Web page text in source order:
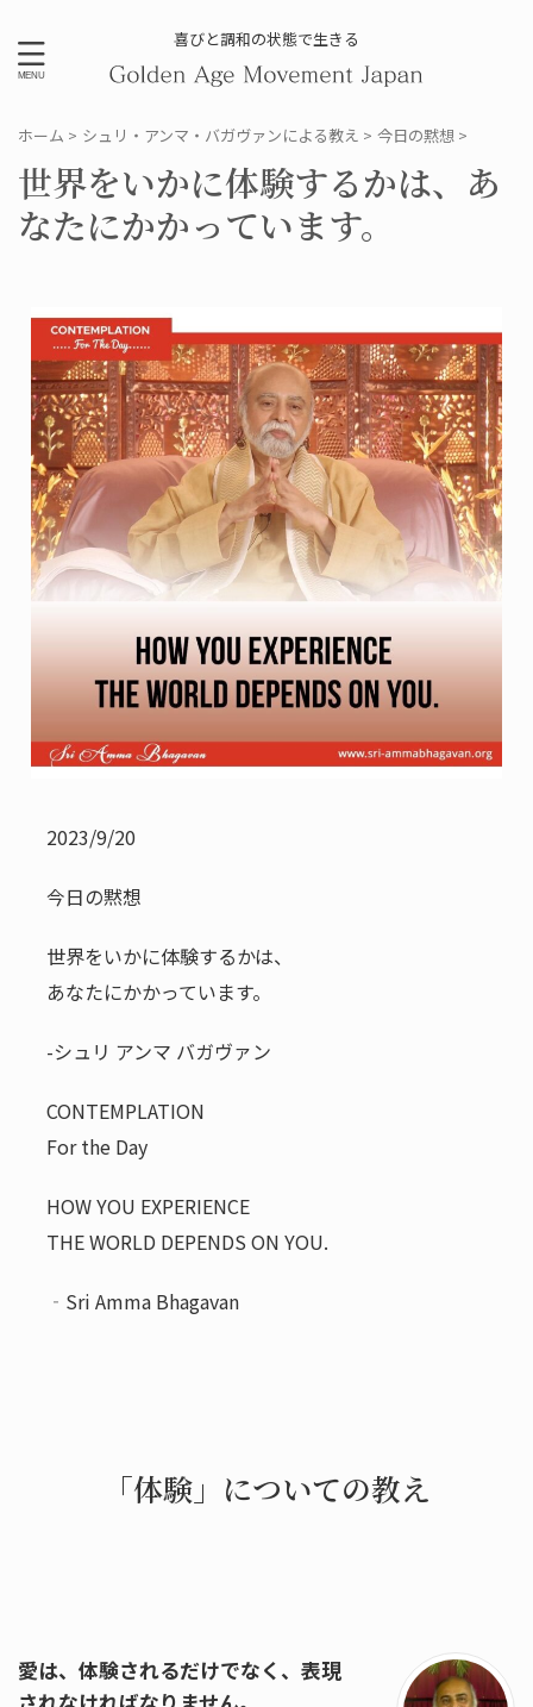
喜びと調和の状態で生きる
ホーム > シュリ・アンマ・バガヴァンによる教え > 今日の黙想 >
世界をいかに体験するかは、あ
なたにかかっています。
2023/9/20
今日の黙想
世界をいかに体験するかは、
あなたにかかっています。
-シュリ アンマ バガヴァン
CONTEMPLATION
For the Day
HOW YOU EXPERIENCE
THE WORLD DEPENDS ON YOU.
‐Sri Amma Bhagavan
「体験」についての教え
愛は、体験されるだけでなく、表現